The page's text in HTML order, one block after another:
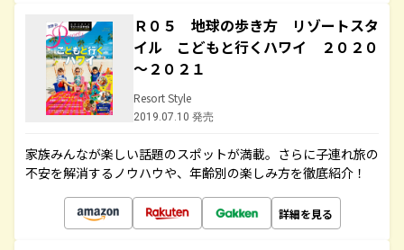
Ｒ０５ 地球の歩き方 リゾートスタ
イル こどもと行くハワイ ２０２０
～２０２１
Resort Style
2019.07.10 発売
家族みんなが楽しい話題のスポットが満載。さらに子連れ旅の
不安を解消するノウハウや、年齢別の楽しみ方を徹底紹介！
詳細を見る